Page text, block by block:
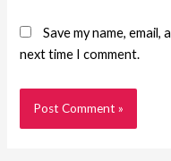
Save my name,
next time I comment.